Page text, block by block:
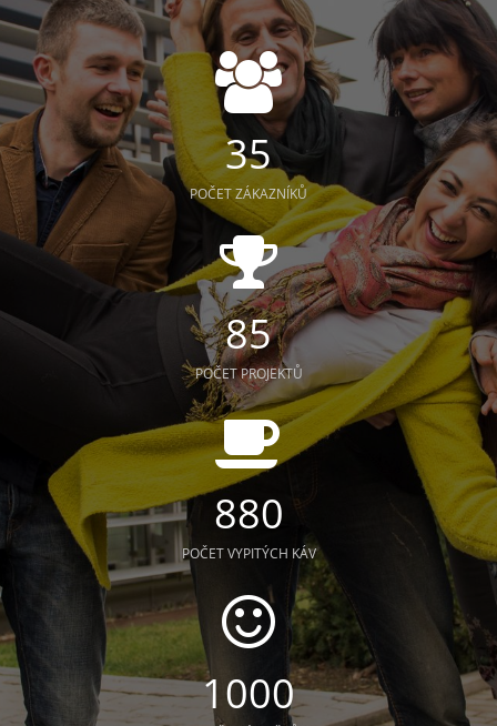
35
POČET ZÁKAZNÍKŮ
85
POČET PROJEKTŮ
880
POČET VYPITÝCH KÁV
10000